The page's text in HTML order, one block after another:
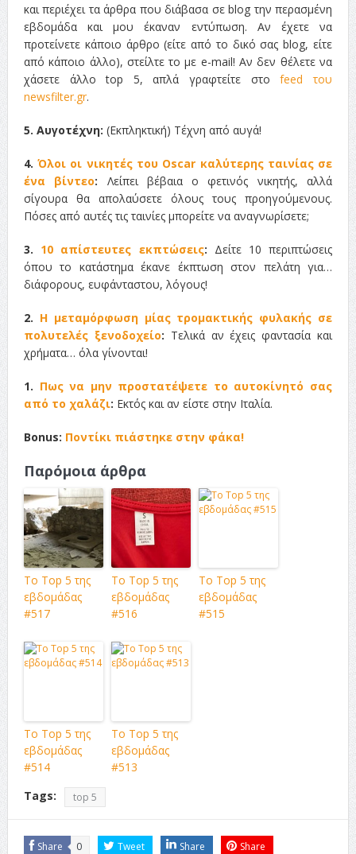
Τρία Βήματα Μπροστά για Σένα και την Επιχείρησή σου
Όψεις και Απόψεις
Αξίζει άραγε?
και περιέχει τα άρθρα που διάβασα σε blog την περασμένη
εβδομάδα και μου έκαναν εντύπωση. Αν έχετε να
προτείνετε κάποιο άρθρο (είτε από το δικό σας blog, είτε
από κάποιο άλλο), στείλτε το με e-mail! Αν δεν θέλετε να
χάσετε άλλο top 5, απλά γραφτείτε στοfeed του
newsfilter.gr.
5. Αυγοτέχνη: (Εκπληκτική) Τέχνη από αυγά!
4.Όλοι οι νικητές του Oscar καλύτερης ταινίας σε
ένα βίντεο: Λείπει βέβαια ο φετινός νικητής, αλλά
σίγουρα θα απολαύσετε όλους τους προηγούμενους.
Πόσες από αυτές τις ταινίες μπορείτε να αναγνωρίσετε;
3. 10 απίστευτες εκπτώσεις: Δείτε 10 περιπτώσεις
όπου το κατάστημα έκανε έκπτωση στον πελάτη για…
διάφορους, ευφάνταστου, λόγους!
2. Η μεταμόρφωση μίας τρομακτικής φυλακής σε
πολυτελές ξενοδοχείο: Τελικά αν έχεις φαντασία και
χρήματα… όλα γίνονται!
1. Πως να μην προστατέψετε το αυτοκίνητό σας
από το χαλάζι: Εκτός και αν είστε στην Ιταλία.
Bonus: Ποντίκι πιάστηκε στην φάκα!
Παρόμοια άρθρα
Το Top 5 της
εβδομάδας
#517
Το Top 5 της
εβδομάδας
#516
Το Top 5 της
εβδομάδας
#515
Το Top 5 της
εβδομάδας
#514
Το Top 5 της
εβδομάδας
#513
Tags:
top 5
Share 0 Tweet Share Share